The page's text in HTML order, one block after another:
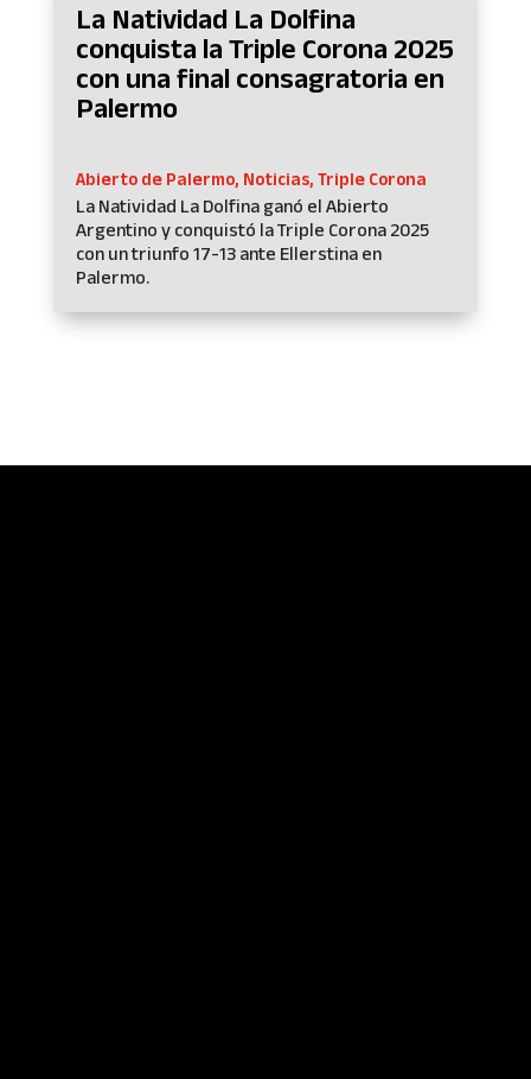
La Natividad La Dolfina
conquista la Triple Corona 2025
con una final consagratoria en
Palermo
Abierto de Palermo, Noticias, Triple Corona
La Natividad La Dolfina ganó el Abierto
Argentino y conquistó la Triple Corona 2025
con un triunfo 17-13 ante Ellerstina en
Palermo.